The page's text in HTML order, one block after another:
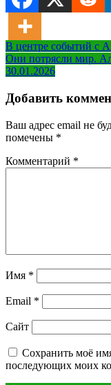
Навигация
по
В центре событий с
Они потрясли мир.
30.01.2026
Добавить
Ваш адрес email не
помечены *
Комментарий *
Имя *
Email *
Сайт
Сохранить моё
последующих моих